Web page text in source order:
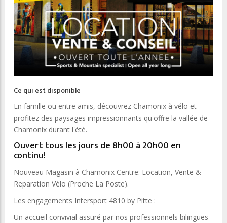
Ce qui est disponible
En famille ou entre amis, découvrez Chamonix à vélo et
profitez des paysages impressionnants qu'offre la vallée de
Chamonix durant l'été.
Ouvert tous les jours de 8h00 à 20h00 en
continu!
Nouveau Magasin à Chamonix Centre: Location, Vente &
Reparation Vélo (Proche La Poste).
Les engagements Intersport 4810 by Pitte :
Un accueil convivial assuré par nos professionnels bilingues